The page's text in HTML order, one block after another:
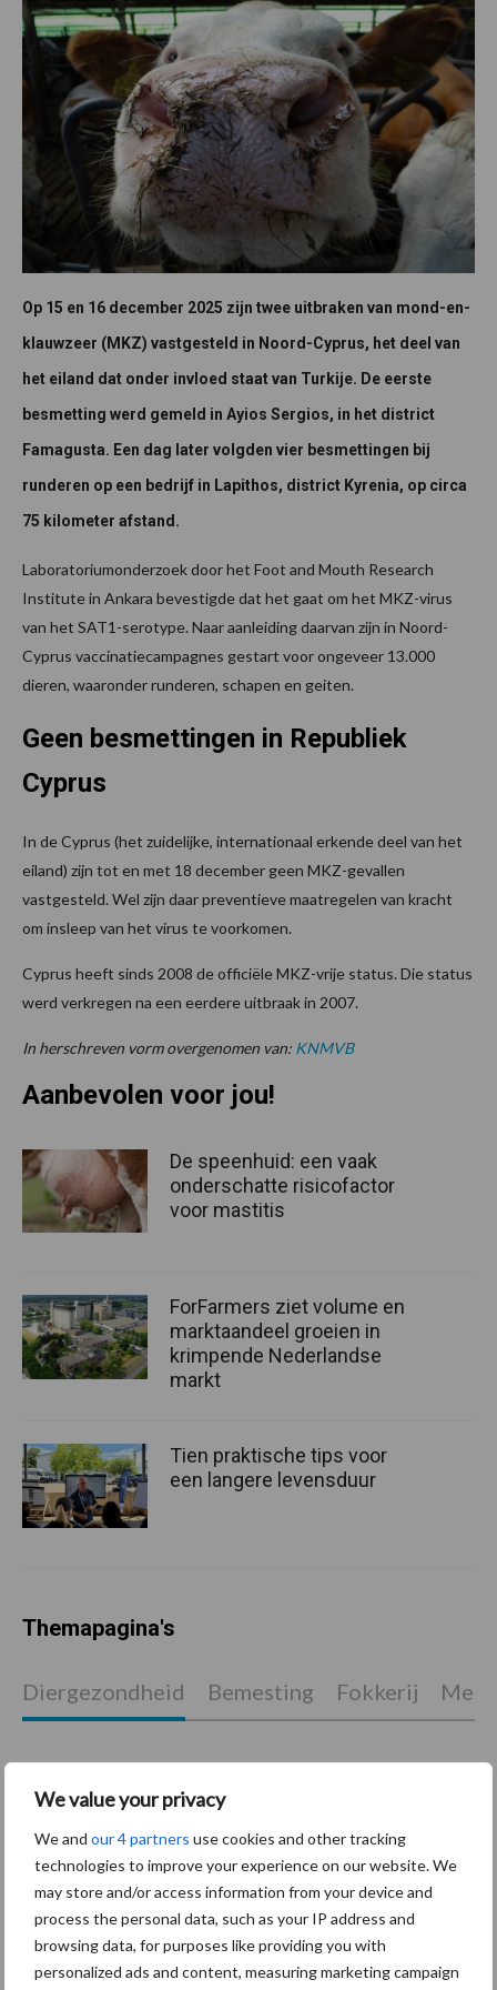
We value your privacy
We and our 4 partners use cookies and other tracking
technologies to improve your experience on our website. We
may store and/or access information from your device and
process the personal data, such as your IP address and
browsing data, for purposes like providing you with
personalized ads and content, measuring marketing campaign
Op 15 en 16 december 2025 zijn twee uitbraken van mond-en-
klauwzeer (MKZ) vastgesteld in Noord-Cyprus, het deel van
het eiland dat onder invloed staat van Turkije. De eerste
besmetting werd gemeld in Ayios Sergios, in het district
Famagusta. Een dag later volgden vier besmettingen bij
runderen op een bedrijf in Lapithos, district Kyrenia, op circa
75 kilometer afstand.
Laboratoriumonderzoek door het Foot and Mouth Research
Institute in Ankara bevestigde dat het gaat om het MKZ-virus
van het SAT1-serotype. Naar aanleiding daarvan zijn in Noord-
Cyprus vaccinatiecampagnes gestart voor ongeveer 13.000
dieren, waaronder runderen, schapen en geiten.
Geen besmettingen in Republiek
Cyprus
In de Cyprus (het zuidelijke, internationaal erkende deel van het
eiland) zijn tot en met 18 december geen MKZ-gevallen
vastgesteld. Wel zijn daar preventieve maatregelen van kracht
om insleep van het virus te voorkomen.
Cyprus heeft sinds 2008 de officiële MKZ-vrije status. Die status
werd verkregen na een eerdere uitbraak in 2007.
In herschreven vorm overgenomen van: KNMVB
Aanbevolen voor jou!
De speenhuid: een vaak
onderschatte risicofactor
voor mastitis
ForFarmers ziet volume en
marktaandeel groeien in
krimpende Nederlandse
markt
Tien praktische tips voor
een langere levensduur
Themapagina's
Diergezondheid Bemesting Fokkerij
Toon meer